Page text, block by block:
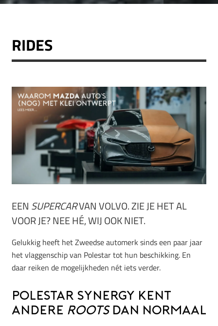
RIDES
EEN SUPERCARVAN VOLVO. ZIE JE HET AL
VOOR JE? NEE HÉ, WIJ OOK NIET.
Gelukkig heeft het Zweedse automerk sinds een paar jaar
het vlaggenschip van Polestar tot hun beschikking. En
daar reiken de mogelijkheden nét iets verder.
Polestar Synergy kent
andere rootsdan normaal